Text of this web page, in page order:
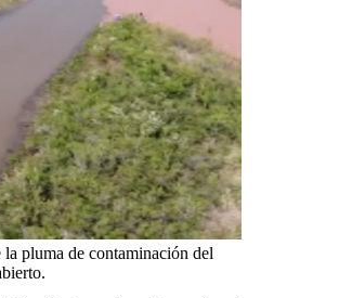
la pluma de contaminación del